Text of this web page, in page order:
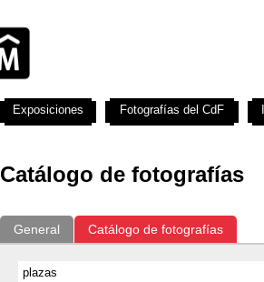
Catálogo de fotografías
General Catálogo de fotografías
Exposiciones Fotografías del CdF